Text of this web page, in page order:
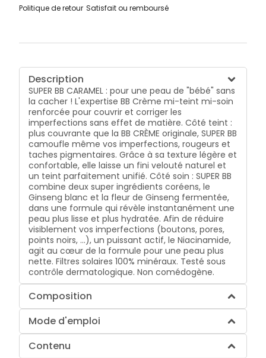
Politique de retour Satisfait ou remboursé
Description
SUPER BB CARAMEL : pour une peau de "bébé" sans
la cacher ! L'expertise BB Crème mi-teint mi-soin
renforcée pour couvrir et corriger les
imperfections sans effet de matière. Côté teint :
plus couvrante que la BB CRÈME originale, SUPER BB
camoufle même vos imperfections, rougeurs et
taches pigmentaires. Grâce à sa texture légère et
confortable, elle laisse un fini velouté naturel et
un teint parfaitement unifié. Côté soin : SUPER BB
combine deux super ingrédients coréens, le
Ginseng blanc et la fleur de Ginseng fermentée,
dans une formule qui révèle instantanément une
peau plus lisse et plus hydratée. Afin de réduire
visiblement vos imperfections (boutons, pores,
points noirs, ...), un puissant actif, le Niacinamide,
agit au cœur de la formule pour une peau plus
nette. Filtres solaires 100% minéraux. Testé sous
contrôle dermatologique. Non comédogène.
Composition
Mode d'emploi
Contenu